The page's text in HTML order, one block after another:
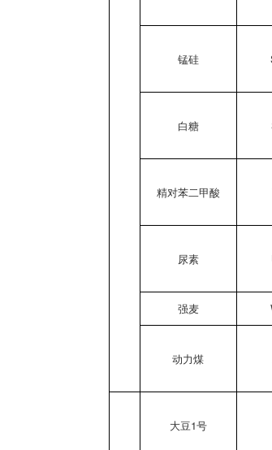
锰硅
白糖
精对苯二甲酸
尿素
强麦
动力煤
大豆1号